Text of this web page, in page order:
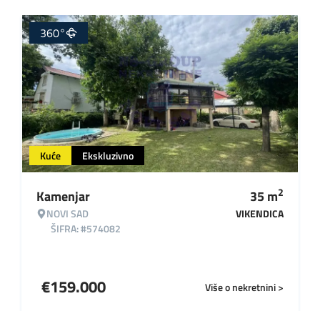
Kuće Ekskluzivno
360°
Kamenjar
NOVI SAD
ŠIFRA: #574082
35m2
VIKENDICA
Više o nekretnini >
€159.000